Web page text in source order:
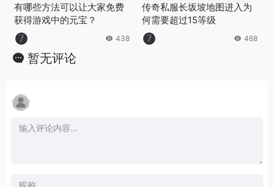
有哪些方法可以让大家免费
获得游戏中的元宝？
438
传奇私服长坂坡地图进入为
何需要超过15等级
468
暂无评论